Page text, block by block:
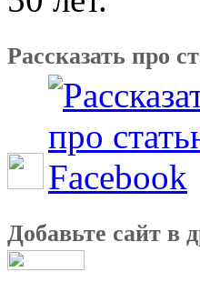
Рассказать про
Добавьте сайт в